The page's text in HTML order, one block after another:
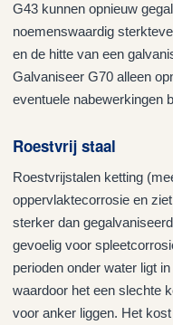
G43 kunnen opnieuw
noemenswaardig
en de hitte van een
Galvaniseer G70 alleen
eventuele nabewerkingen
Roestvrij staal
Roestvrijstalen ketting
oppervlaktecorrosie en
sterker dan
gevoelig voor
perioden onder water ligt
waardoor het een slechte
voor anker liggen. Het